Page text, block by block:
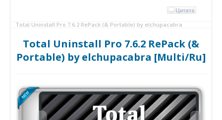
Total Uninstall Pro 7.6.2 RePack (& Portable) by elchupacabra
Total Uninstall Pro 7.6.2 RePack (&
Portable) by elchupacabra [Multi/Ru]